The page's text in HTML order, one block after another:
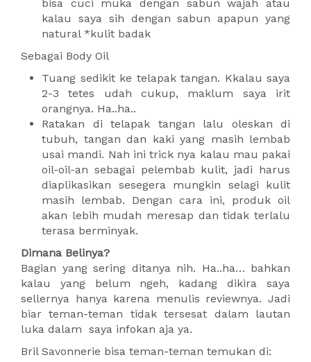
bisa cuci muka dengan sabun wajah atau
kalau saya sih dengan sabun apapun yang
natural *kulit badak
Sebagai Body Oil
Tuang sedikit ke telapak tangan. Kkalau saya
2-3 tetes udah cukup, maklum saya irit
orangnya. Ha..ha..
Ratakan di telapak tangan lalu oleskan di
tubuh, tangan dan kaki yang masih lembab
usai mandi. Nah ini trick nya kalau mau pakai
oil-oil-an sebagai pelembab kulit, jadi harus
diaplikasikan sesegera mungkin selagi kulit
masih lembab. Dengan cara ini, produk oil
akan lebih mudah meresap dan tidak terlalu
terasa berminyak.
Dimana Belinya?
Bagian yang sering ditanya nih. Ha..ha… bahkan
kalau yang belum ngeh, kadang dikira saya
sellernya hanya karena menulis reviewnya. Jadi
biar teman-teman tidak tersesat dalam lautan
luka dalam saya infokan aja ya.
Bril Savonnerie bisa teman-teman temukan di: